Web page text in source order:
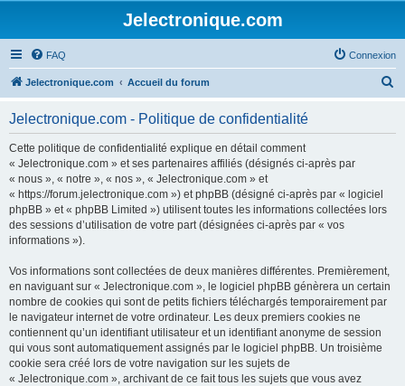
Jelectronique.com
FAQ Connexion
Jelectronique.com Accueil du forum
Jelectronique.com - Politique de confidentialité
Cette politique de confidentialité explique en détail comment
« Jelectronique.com » et ses partenaires affiliés (désignés ci-après par
« nous », « notre », « nos », « Jelectronique.com » et
« https://forum.jelectronique.com ») et phpBB (désigné ci-après par « logiciel
phpBB » et « phpBB Limited ») utilisent toutes les informations collectées lors
des sessions d’utilisation de votre part (désignées ci-après par « vos
informations »).
Vos informations sont collectées de deux manières différentes. Premièrement,
en naviguant sur « Jelectronique.com », le logiciel phpBB génèrera un certain
nombre de cookies qui sont de petits fichiers téléchargés temporairement par
le navigateur internet de votre ordinateur. Les deux premiers cookies ne
contiennent qu’un identifiant utilisateur et un identifiant anonyme de session
qui vous sont automatiquement assignés par le logiciel phpBB. Un troisième
cookie sera créé lors de votre navigation sur les sujets de
« Jelectronique.com », archivant de ce fait tous les sujets que vous avez